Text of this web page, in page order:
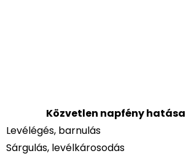
Közvetlen napfény hatása
Levélégés, barnulás
Sárgulás, levélkárosodás